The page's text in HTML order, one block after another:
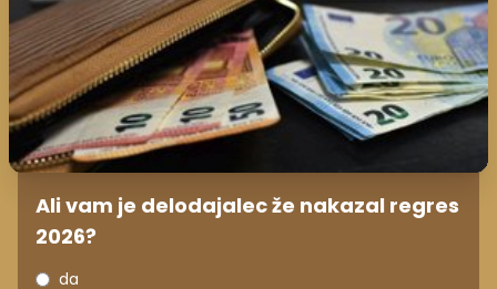
Ali vam je delodajalec že nakazal regres
2026?
da